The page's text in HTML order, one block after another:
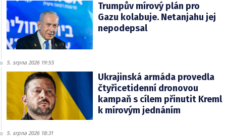
Trumpův mírový plán pro
Gazu kolabuje. Netanjahu jej
nepodepsal
5. srpna 2026 19:55
Ukrajinská armáda provedla
čtyřicetidenní dronovou
kampaň s cílem přinutit Kreml
k mírovým jednáním
5. srpna 2026 18:31